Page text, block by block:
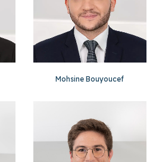
Mohsine Bouyoucef